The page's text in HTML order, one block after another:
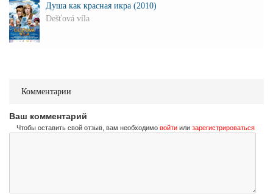
Душа как красная икра (2010)
Dešťová víla
Комментарии
Ваш комментарий
Чтобы оставить свой отзыв, вам необходимо войти или зарегистрироваться